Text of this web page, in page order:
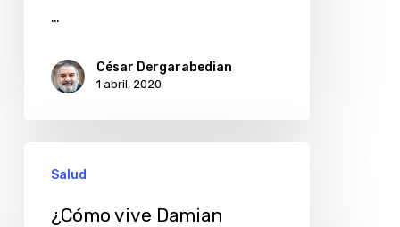
…
César Dergarabedian
1 abril, 2020
Damian
Salud
¿Cómo vive Damian